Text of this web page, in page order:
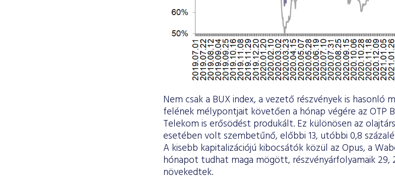
Nem csak a BUX index, a vezető részvények is
felének mélypontjait követően a hónap végére az OTP
Telekom is erősödést produkált. Ez különösen az
esetében volt szembetűnő, előbbi 13, utóbbi 0,8
A kisebb kapitalizációjú kibocsátók közül az Opus, a
hónapot tudhat maga mögött, részvényárfolyamaik 29,
növekedtek.